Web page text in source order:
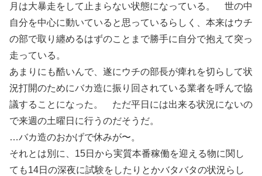
月は大暴走をして止まらない状態になっている。 世の中
自分を中心に動いていると思っているらしく、本来はウチ
の部で取り纏めるはずのことまで勝手に自分で抱えて突っ
走っている。
あまりにも酷いんで、遂にウチの部長が痺れを切らして状
況打開のためにバカ造に振り回されている業者を呼んで協
議することになった。 ただ平日には出来る状況にないの
で来週の土曜日に行うのだそうだ。
…バカ造のおかげで休みが〜。
それとは別に、15日から実質本番稼働を迎える物に関し
ても14日の深夜に試験をしたりとかバタバタの状況らし